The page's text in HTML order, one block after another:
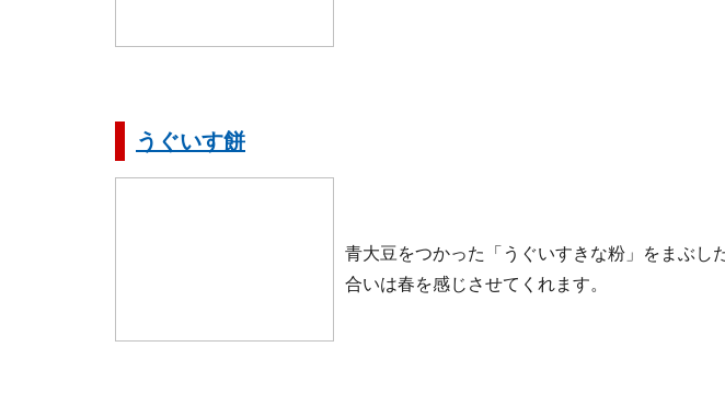
うぐいす餅
青大豆をつかった「うぐいすきな粉」をまぶし
合いは春を感じさせてくれます。